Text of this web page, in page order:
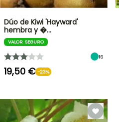
Dúo de Kiwi 'Hayward'
hembra y �…
VALOR SEGURO
16
19,50 € -23%